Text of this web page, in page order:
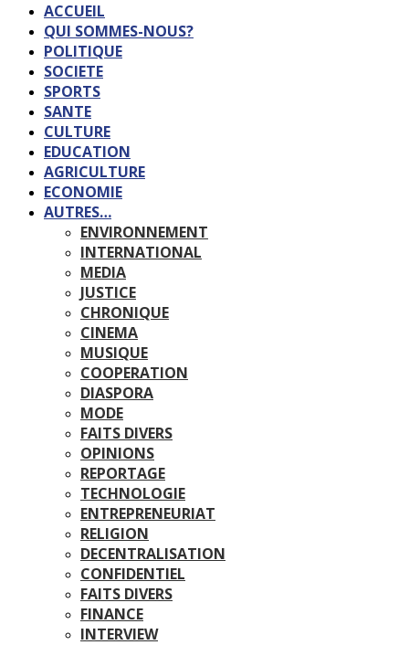
ACCUEIL
QUI SOMMES-NOUS?
POLITIQUE
SOCIETE
SPORTS
SANTE
CULTURE
EDUCATION
AGRICULTURE
ECONOMIE
AUTRES…
ENVIRONNEMENT
INTERNATIONAL
MEDIA
JUSTICE
CHRONIQUE
CINEMA
MUSIQUE
COOPERATION
DIASPORA
MODE
FAITS DIVERS
OPINIONS
REPORTAGE
TECHNOLOGIE
ENTREPRENEURIAT
RELIGION
DECENTRALISATION
CONFIDENTIEL
FAITS DIVERS
FINANCE
INTERVIEW